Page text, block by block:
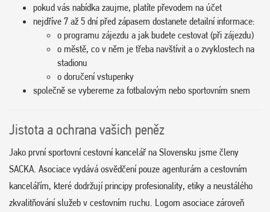
pokud vás nabídka zaujme, platíte převodem na účet
nejdříve 7 až 5 dní před zápasem dostanete detailní informace:
o programu zájezdu a jak budete cestovat (při zájezdu)
o městě, co v něm je třeba navštívit a o zvyklostech na
stadionu
o doručení vstupenky
společně se vybereme za fotbalovým nebo sportovním snem
Jistota a ochrana vašich peněz
Jako první sportovní cestovní kancelář na Slovensku jsme členy
SACKA. Asociace vydává osvědčení pouze agenturám a cestovním
kancelářím, které dodržují principy profesionality, etiky a neustálého
zkvalitňování služeb v cestovním ruchu. Logom asociace zároveň